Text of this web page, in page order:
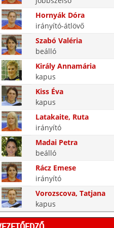
Hornyák Dóra
irányító-átlövő
Szabó Valéria
beálló
Király Annamária
kapus
Kiss Éva
kapus
Latakaite, Ruta
irányító
Madai Petra
beálló
Rácz Emese
irányító
Vorozscova, Tatjana
kapus